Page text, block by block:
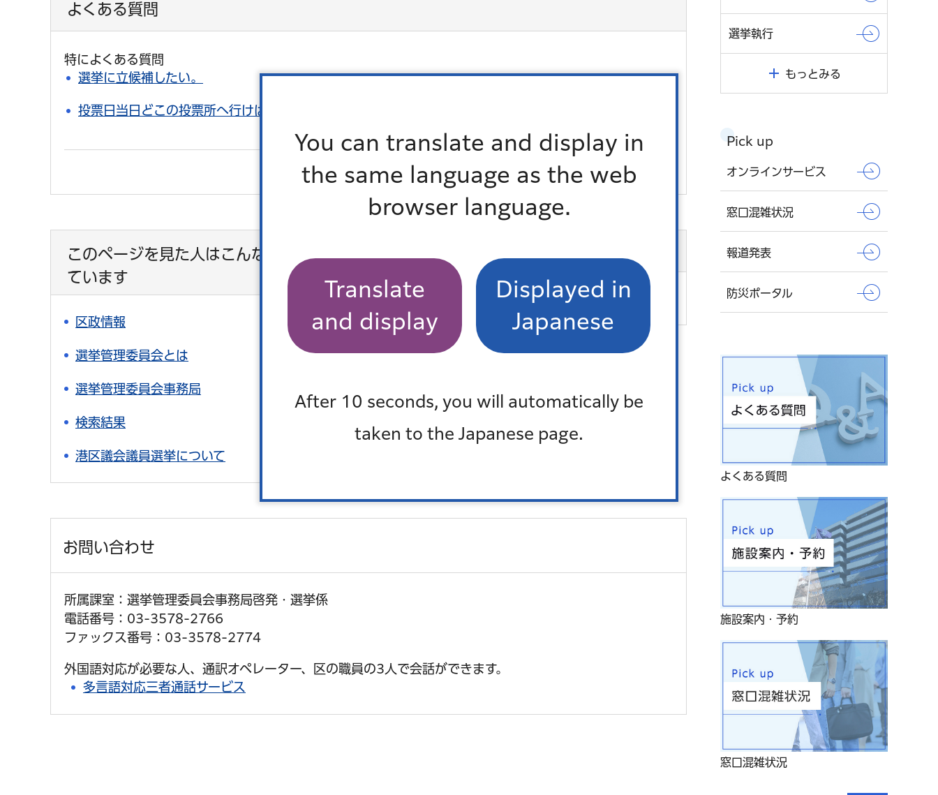
You can translate and display in
the same language as the web
browser language.
Translate
and display
Displayed in
Japanese
After 10 seconds, you will automatically be
taken to the Japanese page.
よくある質問
特によくある質問
選挙に立候補したい。
投票日当日どこの投票所へ行けばよいのか
よくある質問一覧
このページを見た人はこんなページも見
ています
区政情報
選挙管理委員会とは
選挙管理委員会事務局
検索結果
港区議会議員選挙について
最近チェックしたページ
最近、チェックしたページはありません。
お問い合わせ
所属課室：選挙管理委員会事務局啓発・選挙係
電話番号：03-3578-2766
ファックス番号：03-3578-2774
外国語対応が必要な人、通訳オペレーター、区の職員の3人で会話ができます。
多言語対応三者通話サービス
選挙執行
もっとみる
Pick up
オンラインサービス
窓口混雑状況
報道発表
防災ポータル
よくある質問
施設案内・予約
窓口混雑状況